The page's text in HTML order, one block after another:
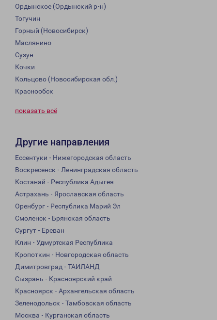
Ордынское (Ордынский р-н)
Тогучин
Горный (Новосибирск)
Маслянино
Сузун
Кочки
Кольцово (Новосибирская обл.)
Краснообск
показать всё
Другие направления
Ессентуки - Нижегородская область
Воскресенск - Ленинградская область
Костанай - Республика Адыгея
Астрахань - Ярославская область
Оренбург - Республика Марий Эл
Смоленск - Брянская область
Сургут - Ереван
Клин - Удмуртская Республика
Кропоткин - Новгородская область
Димитровград - ТАИЛАНД
Сызрань - Красноярский край
Красноярск - Архангельская область
Зеленодольск - Тамбовская область
Москва - Курганская область